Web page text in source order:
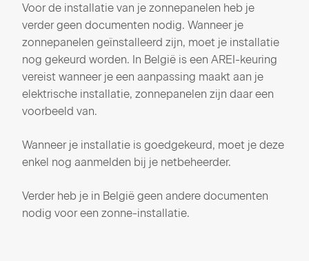
Voor de installatie van je zonnepanelen heb je
verder geen documenten nodig. Wanneer je
zonnepanelen geïnstalleerd zijn, moet je installatie
nog gekeurd worden. In België is een AREI-keuring
vereist wanneer je een aanpassing maakt aan je
elektrische installatie, zonnepanelen zijn daar een
voorbeeld van.
Wanneer je installatie is goedgekeurd, moet je deze
enkel nog aanmelden bij je netbeheerder.
Verder heb je in België geen andere documenten
nodig voor een zonne-installatie.